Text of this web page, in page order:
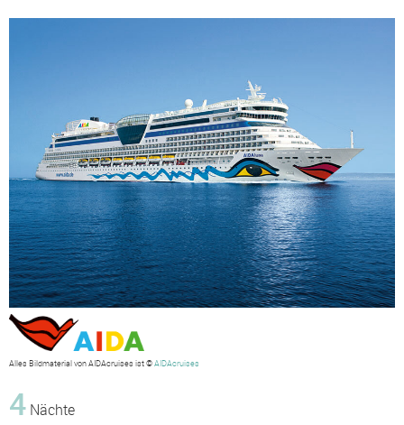
Alles Bildmaterial von AIDAcruises ist ©AIDAcruises
4 Nächte